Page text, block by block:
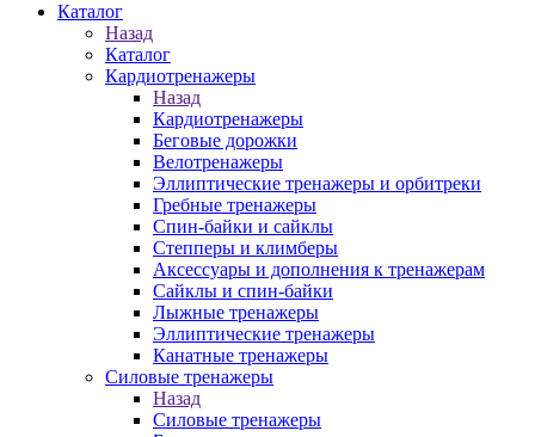
Каталог
Назад
Каталог
Кардиотренажеры
Назад
Кардиотренажеры
Беговые дорожки
Велотренажеры
Эллиптические тренажеры и орбитреки
Гребные тренажеры
Спин-байки и сайклы
Степперы и климберы
Аксессуары и дополнения к тренажерам
Сайклы и спин-байки
Лыжные тренажеры
Эллиптические тренажеры
Канатные тренажеры
Силовые тренажеры
Назад
Силовые тренажеры